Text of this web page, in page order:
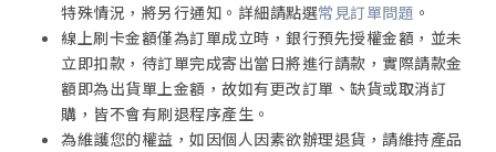
特殊情況，將另行通知。詳細請點選常見訂單問題 。
線上刷卡金額僅為訂單成立時，銀行預先授權金額，並未
立即扣款，待訂單完成寄出當日將進行請款，實際請款金
額即為出貨單上金額，故如有更改訂單、缺貨或取消訂
購，皆不會有刷退程序產生。
為維護您的權益，如因個人因素欲辦理退貨，請維持產品